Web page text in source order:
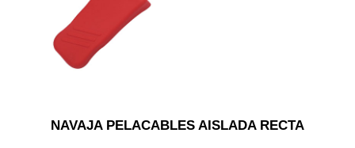
NAVAJA PELACABLES AISLADA RECTA